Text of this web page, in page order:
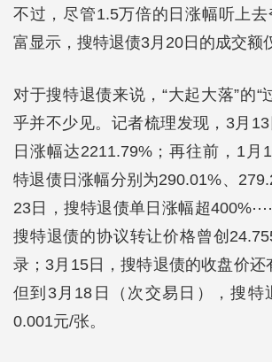
不过，尽管1.5万倍的日涨幅听上
富显示，搜特退债3月20日的成交额
对于搜特退债来说，“大起大落”的“
乎并不少见。记者梳理发现，3月
日涨幅达2211.79%；再往前，1月
特退债日涨幅分别为290.01%、
23日，搜特退债单日涨幅超
搜特退债的协议转让价格曾创
录；3月15日，搜特退债的收盘价还
但到3月18日（次交易日），搜特
0.001元/张。